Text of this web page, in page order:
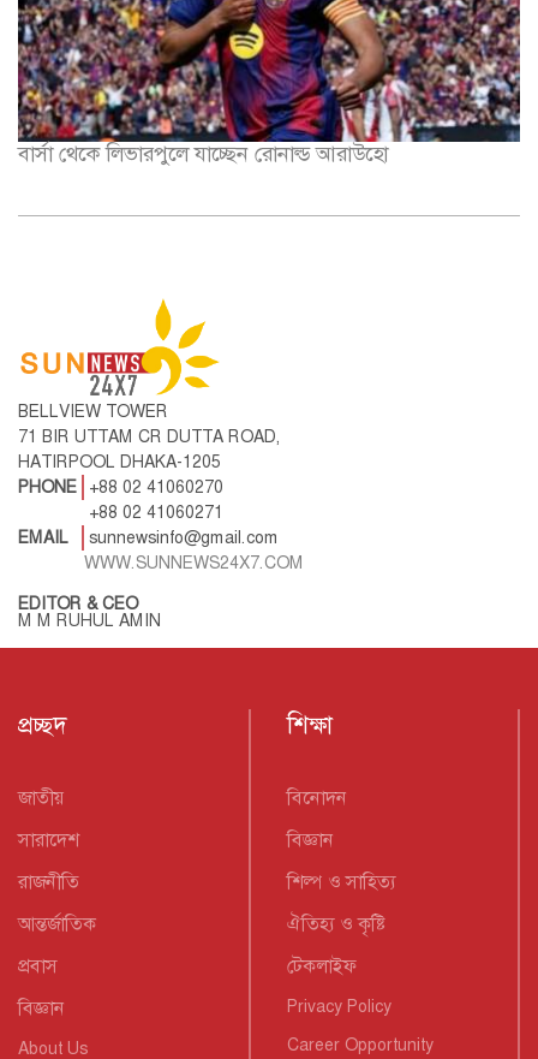
বার্সা থেকে লিভারপুলে যাচ্ছেন রোনাল্ড আরাউহো
BELLVIEW TOWER
71 BIR UTTAM CR DUTTA ROAD,
HATIRPOOL DHAKA-1205
PHONE
+88 02 41060270
+88 02 41060271
EMAIL
sunnewsinfo@gmail.com
WWW.SUNNEWS24X7.COM
EDITOR & CEO
M M RUHUL AMIN
প্রচ্ছদ
জাতীয়
সারাদেশ
রাজনীতি
আন্তর্জাতিক
প্রবাস
বিজ্ঞান
About Us
শিক্ষা
বিনোদন
বিজ্ঞান
শিল্প ও সাহিত্য
ঐতিহ্য ও কৃষ্টি
টেকলাইফ
Privacy Policy
Career Opportunity